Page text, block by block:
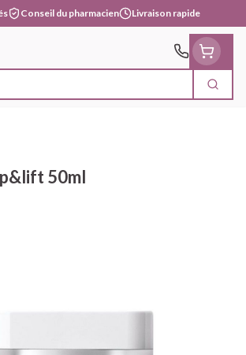
Conseil du pharmacien Livraison rapide
50ml